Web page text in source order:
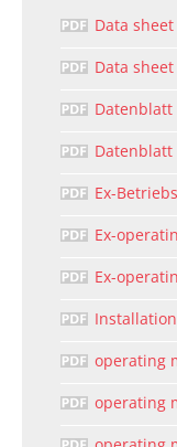
Data sheet
Data sheet
Datenblatt
Datenblatt
Ex-
Ex-
Ex-
operating
operating